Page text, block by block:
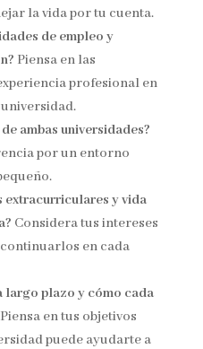
la vida por tu cuenta.
de empleo y
Piensa en las
profesional en
ambas universidades?
por un entorno
extracurriculares y vida
Considera tus intereses
en cada
largo plazo y cómo cada
Piensa en tus objetivos
puede ayudarte a